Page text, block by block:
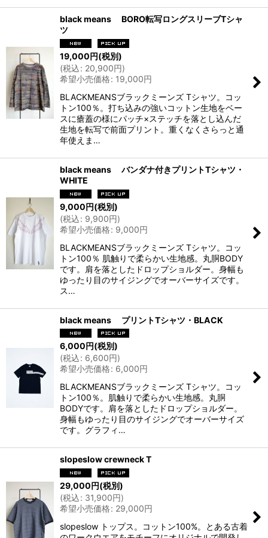
black means BORO転写ロングスリーブTシャ
ツ
19,000円(税別)
(税込: 20,900円)
希望小売価格: 19,000円
BLACKMEANSブラックミーンズ Tシャツ。コッ
トン100％。打ち込みの強いコットン生地をベー
スに瘡蓋の様にパッチ×ステッチを落とし込んだ
生地を転写で前面プリント。重くなくさらっと通
年使えま…
black means バンダナ付きプリントTシャツ・
WHITE
9,000円(税別)
(税込: 9,900円)
希望小売価格: 9,000円
BLACKMEANSブラックミーンズ Tシャツ。コッ
トン100％ 肌触りで柔らかい生地感。丸胴BODY
です。肩を落としたドロップショルダー。身幅も
ゆったり目のサイジングでオーバーサイズです。
ス…
black means プリントTシャツ・BLACK
6,000円(税別)
(税込: 6,600円)
希望小売価格: 6,000円
BLACKMEANSブラックミーンズ Tシャツ。コッ
トン100％。肌触りで柔らかい生地感。丸胴
BODYです。肩を落としたドロップショルダー。
身幅もゆったり目のサイジングでオーバーサイズ
です。グラフィ…
slopeslow crewneck T
29,000円(税別)
(税込: 31,900円)
希望小売価格: 29,000円
slopeslow トップス。コットン100%。とある古着